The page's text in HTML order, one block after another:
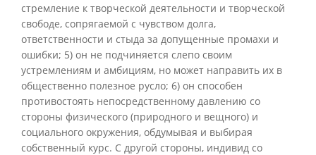
стремление к творческой деятельности и творческой
свободе, сопрягаемой с чувством долга,
ответственности и стыда за допущенные промахи и
ошибки; 5) он не подчиняется слепо своим
устремлениям и амбициям, но может направить их в
общественно полезное русло; 6) он способен
противостоять непосредственному давлению со
стороны физического (природного и вещного) и
социального окружения, обдумывая и выбирая
собственный курс. С другой стороны, индивид со